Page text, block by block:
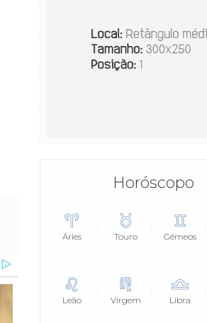
Horóscopo
Áries Touro Gêmeos
Leão Virgem Libra